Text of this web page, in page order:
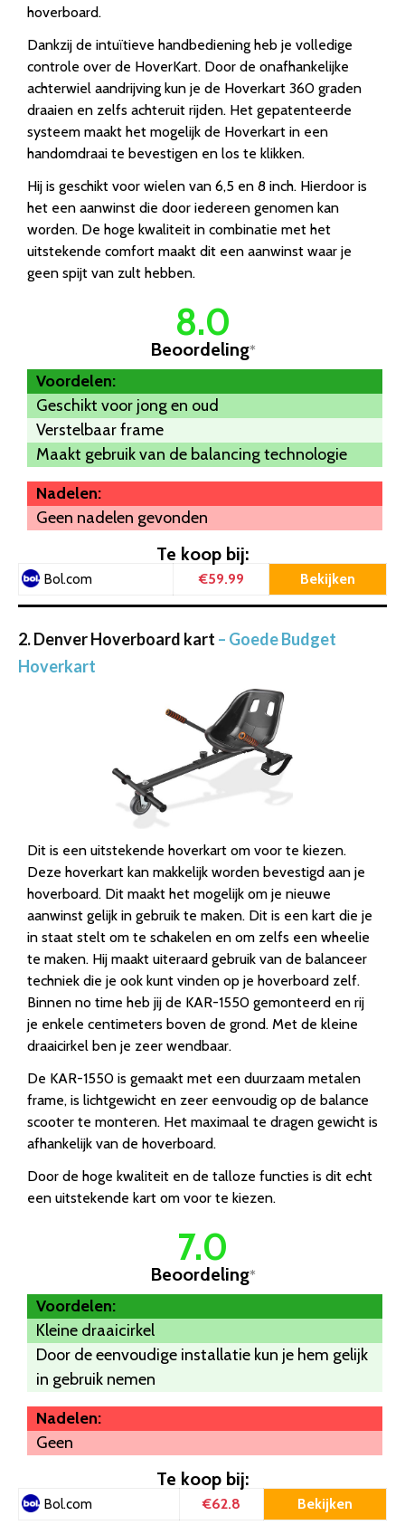
hoverboard.
Dankzij de intuïtieve handbediening heb je volledige
controle over de HoverKart. Door de onafhankelijke
achterwiel aandrijving kun je de Hoverkart 360 graden
draaien en zelfs achteruit rijden. Het gepatenteerde
systeem maakt het mogelijk de Hoverkart in een
handomdraai te bevestigen en los te klikken.
Hij is geschikt voor wielen van 6,5 en 8 inch. Hierdoor is
het een aanwinst die door iedereen genomen kan
worden. De hoge kwaliteit in combinatie met het
uitstekende comfort maakt dit een aanwinst waar je
geen spijt van zult hebben.
8.0
Beoordeling*
Voordelen:
Geschikt voor jong en oud
Verstelbaar frame
Maakt gebruik van de balancing technologie
Nadelen:
Geen nadelen gevonden
Te koop bij:
Bol.com €59.99 Bekijken
2. Denver Hoverboard kart – Goede Budget
Hoverkart
Dit is een uitstekende hoverkart om voor te kiezen.
Deze hoverkart kan makkelijk worden bevestigd aan je
hoverboard. Dit maakt het mogelijk om je nieuwe
aanwinst gelijk in gebruik te maken. Dit is een kart die je
in staat stelt om te schakelen en om zelfs een wheelie
te maken. Hij maakt uiteraard gebruik van de balanceer
techniek die je ook kunt vinden op je hoverboard zelf.
Binnen no time heb jij de KAR-1550 gemonteerd en rij
je enkele centimeters boven de grond. Met de kleine
draaicirkel ben je zeer wendbaar.
De KAR-1550 is gemaakt met een duurzaam metalen
frame, is lichtgewicht en zeer eenvoudig op de balance
scooter te monteren. Het maximaal te dragen gewicht is
afhankelijk van de hoverboard.
Door de hoge kwaliteit en de talloze functies is dit echt
een uitstekende kart om voor te kiezen.
7.0
Beoordeling*
Voordelen:
Kleine draaicirkel
Door de eenvoudige installatie kun je hem gelijk
in gebruik nemen
Nadelen:
Geen
Te koop bij:
Bol.com €62.8 Bekijken